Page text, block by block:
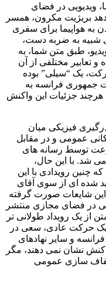
ویدیویی در فضای
بریژیت مکرون، همسر
به هواپیما برای سفری
شبیه به ضربه دست،
طبق متن شما، به
مختلفی از آن
یک “سیلی” بوده
جمهوری فرانسه به
هرچند جزئیات این واکنش
فیزیکی میان
عمومی و در مقابل
توسط رسانه های
شد. با این حال،
چنین رویدادی با این
شده ای از سوی آقای
این شایعات صورت گرفته
در فضای مجازی منتشر
از یک رویداد طولانی تر
یک حرکت عادی، سعی در
و سایر نهادهای
نشان نمی دهند، مگر
شفاف سازی عمومی